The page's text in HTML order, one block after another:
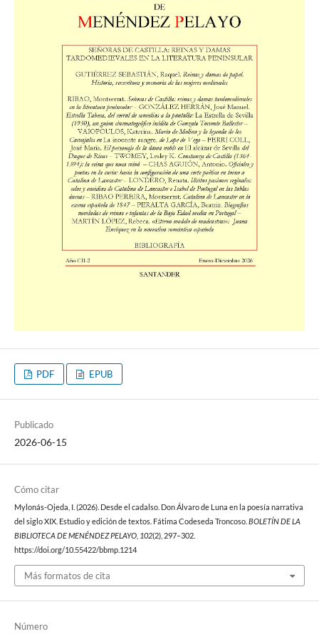
PDF EPUB
Publicado
2026-06-15
Cómo citar
Mylonás-Ojeda, I. (2026). Desde el cadalso. Don Álvaro de Luna en la poesía narrativa
del siglo XIX. Estudio y edición de textos. Fátima Codeseda Troncoso. BOLETÍN DE LA
BIBLIOTECA DE MENÉNDEZ PELAYO, 102(2), 297–302.
https://doi.org/10.55422/bbmp.1214
Más formatos de cita
Número